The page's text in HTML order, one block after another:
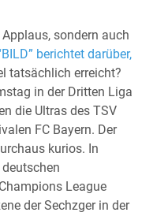
sondern auch
berichtet darüber,
tatsächlich erreicht?
in der Dritten Liga
die Ultras des TSV
FC Bayern. Der
kurios. In
League
der Sechzger in der